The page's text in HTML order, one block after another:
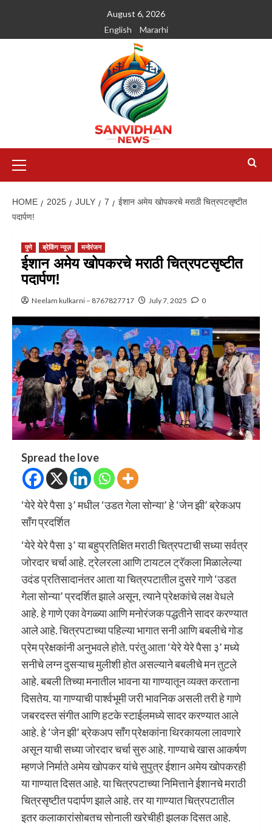
August 6, 2026
English
Mararhi
HOME 2025 JULY 7
ईशान अमेय खोपकरचे मराठी चित्रपटसृष्टीत
पदार्पण!
पुणे ब्रेकिंग न्यूज़ मनोरंजन
ईशान अमेय खोपकरचे मराठी चित्रपटसृष्टीत
पदार्पण!
Neelam kulkarni – 8767827717 July 7, 2025 0
Spread the love
‘येरे येरे पैसा ३’ मधील ‘उडत गेला सोन्या’ हे ‘जेन झी’ ब्रेकअप
साँग प्रदर्शित
‘येरे येरे पैसा ३’ या बहुप्रतिक्षित मराठी चित्रपटाची सध्या सर्वत्र
जोरदार चर्चा आहे. ट्रेलरला आणि टायटल ट्रॅकला मिळालेल्या
उदंड प्रतिसादानंतर आता या चित्रपटातील दुसरे गाणे ‘उडत
गेला सोन्या’ प्रदर्शित झाले असून, त्याने प्रेक्षकांचे लक्ष वेधले
आहे. हे गाणे एका वेगळ्या आणि मनोरंजक पद्धतीने सादर करण्यात
आले आहे. चित्रपटाच्या पहिल्या भागात सनी आणि बबलीचे गोड
प्रेम प्रेक्षकांनी अनुभवले होते. परंतु आता ‘येरे येरे पैसा ३’ मध्ये
सनीचे लग्न दुसऱ्याच मुलीशी होत असल्याने बबलीचे मन तुटले
आहे. बबली तिच्या मनातील भावना या गाण्यातून व्यक्त करताना
दिसतेय. या गाण्याची पार्श्वभूमी जरी भावनिक असली तरी हे गाणे
जबरदस्त संगीत आणि हटके स्टाईलमध्ये सादर करण्यात आले
आहे. हे ‘जेन झी’ ब्रेकअप साँग प्रेक्षकांना थिरकायला लावणारे
असून याची सध्या जोरदार चर्चा सुरु आहे. गाण्याचे खास आकर्षण
म्हणजे निर्माते अमेय खोपकर यांचे सुपुत्र ईशान अमेय खोपकरही
या गाण्यात दिसत आहे. या चित्रपटाच्या निमित्ताने ईशानचे मराठी
चित्रसृष्टीत पदार्पण झाले आहे. तर या गाण्यात चित्रपटातील
इतर कलाकारांसोबतच सोनाली खरेचीही झलक दिसत आहे.